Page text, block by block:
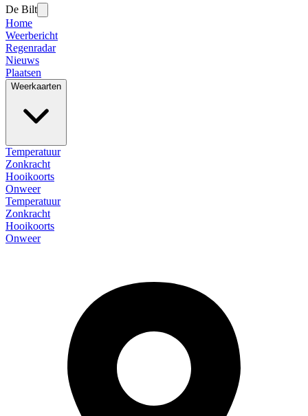
De Bilt
Home
Weerbericht
Regenradar
Nieuws
Plaatsen
Weerkaarten
Temperatuur
Zonkracht
Hooikoorts
Onweer
Temperatuur
Zonkracht
Hooikoorts
Onweer